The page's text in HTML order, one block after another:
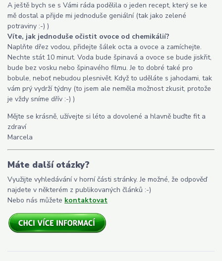
A ještě bych se s Vámi ráda podělila o jeden recept, který se ke
mě dostal a přijde mi jednoduše geniální (tak jako zelené
potraviny :-) )
Víte, jak jednoduše očistit ovoce od chemikálií?
Naplňte dřez vodou, přidejte šálek octa a ovoce a zamíchejte.
Nechte stát 10 minut. Voda bude špinavá a ovoce se bude jiskřit,
bude bez vosku nebo špinavého filmu. Je to dobré také pro
bobule, neboť nebudou plesnivět. Když to uděláte s jahodami, tak
vám prý vydrží týdny (to jsem ale neměla možnost zkusit, protože
je vždy sníme dřív :-) )
Mějte se krásně, užívejte si léto a dovolené a hlavně buďte fit a
zdraví
Marcela
Máte další otázky?
Využijte vyhledávání v horní části stránky. Je možné, že odpověď
najdete v některém z publikovaných článků :-)
Nebo nás můžete kontaktovat